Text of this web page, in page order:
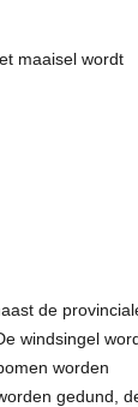
maaisel wordt
de
windsingel
worden
gedund,